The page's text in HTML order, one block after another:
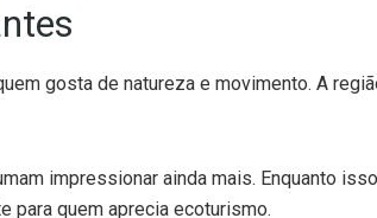
gosta de natureza e movimento. A
impressionar ainda mais. Enquanto
para quem aprecia ecoturismo.